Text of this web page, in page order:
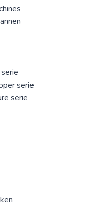
serie
serie